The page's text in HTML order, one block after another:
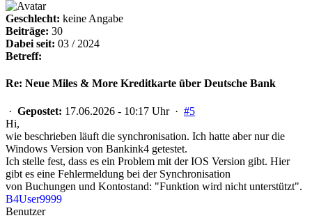
Geschlecht: keine Angabe
Beiträge: 30
Dabei seit: 03 / 2024
Betreff:
Re: Neue Miles & More Kreditkarte über Deutsche Bank
· Gepostet: 17.06.2026 - 10:17 Uhr · #5
Hi,
wie beschrieben läuft die synchronisation. Ich hatte aber nur die
Windows Version von Bankink4 getestet.
Ich stelle fest, dass es ein Problem mit der IOS Version gibt. Hier
gibt es eine Fehlermeldung bei der Synchronisation
von Buchungen und Kontostand: "Funktion wird nicht unterstützt".
B4User9999
Benutzer